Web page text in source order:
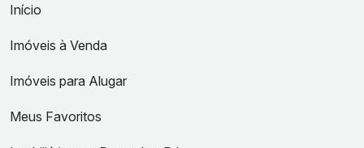
Início
Imóveis à Venda
Imóveis para Alugar
Meus Favoritos